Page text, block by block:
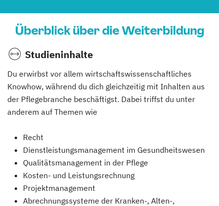
Überblick über die Weiterbildung
Studieninhalte
Du erwirbst vor allem wirtschaftswissenschaftliches
Knowhow, während du dich gleichzeitig mit Inhalten aus
der Pflegebranche beschäftigst. Dabei triffst du unter
anderem auf Themen wie
Recht
Dienstleistungsmanagement im Gesundheitswesen
Qualitätsmanagement in der Pflege
Kosten- und Leistungsrechnung
Projektmanagement
Abrechnungssysteme der Kranken-, Alten-,